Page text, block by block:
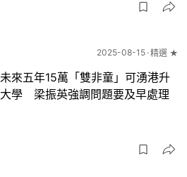
2025-08-15 精選 ★
未來五年15萬「雙非童」可湧港升
大學 梁振英強調問題要及早處理